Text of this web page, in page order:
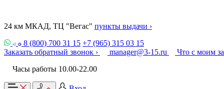
24 км МКАД, ТЦ "Вегас" пункты выдачи ›
8 (800) 700 31 15 +7 (965) 315 03 15
Заказать обратный звонок ›
manager@3-15.ru
Что с моим
Часы работы 10.00-22.00